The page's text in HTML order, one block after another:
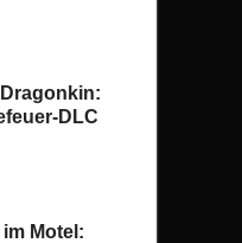
DLC
Motel: